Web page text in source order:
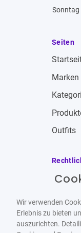
Sonntag
Seiten
Marken
Outfits
Wir verwenden
Erlebnis zu bieten
auszurichten.